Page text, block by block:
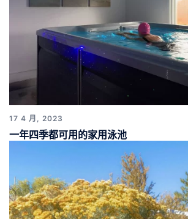
17 4 月, 2023
一年四季都可用的家用泳池